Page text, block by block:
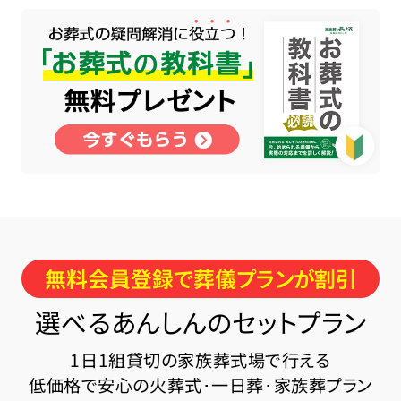
無料会員登録で葬儀プランが割引
選べるあんしんのセットプラン
1日1組貸切の家族葬式場で行える
低価格で安心の火葬式･一日葬･家族葬プラン